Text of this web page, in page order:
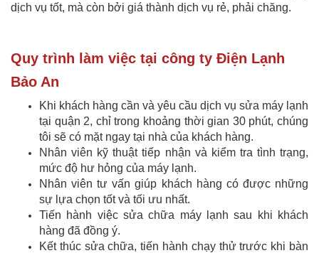
dịch vụ tốt, mà còn bởi giá thành dịch vụ rẻ, phải chăng.
Quy trình làm việc tại công ty Điện Lạnh
Bảo An
Khi khách hàng cần và yêu cầu dịch vụ sửa máy lạnh
tại quận 2, chỉ trong khoảng thời gian 30 phút, chúng
tôi sẽ có mặt ngay tại nhà của khách hàng.
Nhân viên kỹ thuật tiếp nhận và kiểm tra tình trạng,
mức độ hư hỏng của máy lạnh.
Nhân viên tư vấn giúp khách hàng có được những
sự lựa chọn tốt và tối ưu nhất.
Tiến hành việc sửa chữa máy lạnh sau khi khách
hàng đã đồng ý.
Kết thúc sửa chữa, tiến hành chạy thử trước khi bàn